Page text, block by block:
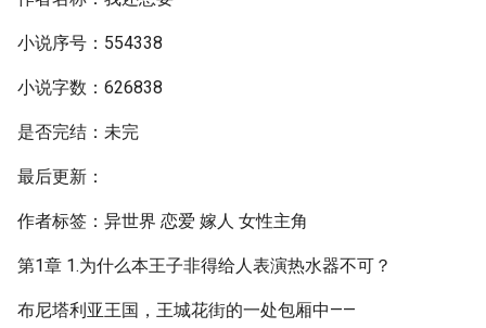
小说序号：554338
小说字数：626838
是否完结：未完
最后更新：
作者标签：异世界 恋爱 嫁人 女性主角
第1章 1.为什么本王子非得给人表演热水器不可？
布尼塔利亚王国，王城花街的一处包厢中——